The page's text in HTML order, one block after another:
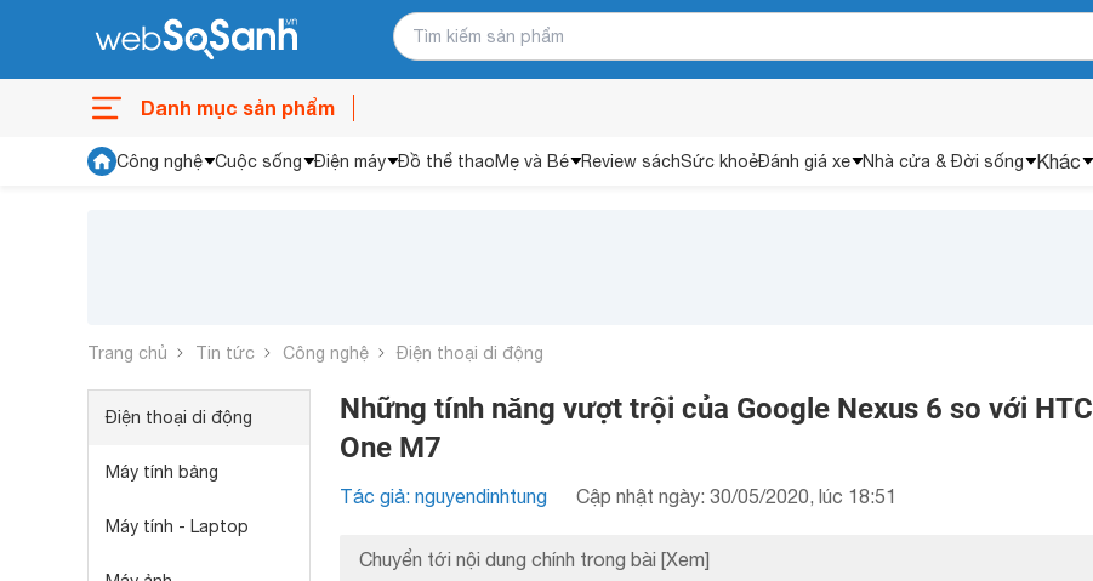
Danh mục sản phẩm
Công nghệ Cuộc sống Điện máy Đồ thể thaoMẹ và Bé Review sáchSức khoẻĐánh giá xe Nhà cửa & Đời sống Khác
Trang chủ Tin tức Công nghệ Điện thoại di động
Điện thoại di động
Máy tính bảng
Máy tính - Laptop
Những tính năng vượt trội của Google Nexus 6 so với HTC
One M7
Tác giả: nguyendinhtung Cập nhật ngày: 30/05/2020, lúc 18:51
Chuyển tới nội dung chính trong bài [Xem]